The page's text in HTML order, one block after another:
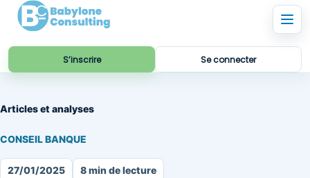
S’inscrire Se connecter
Articles et analyses
CONSEIL BANQUE
27/01/2025 8 min de lecture